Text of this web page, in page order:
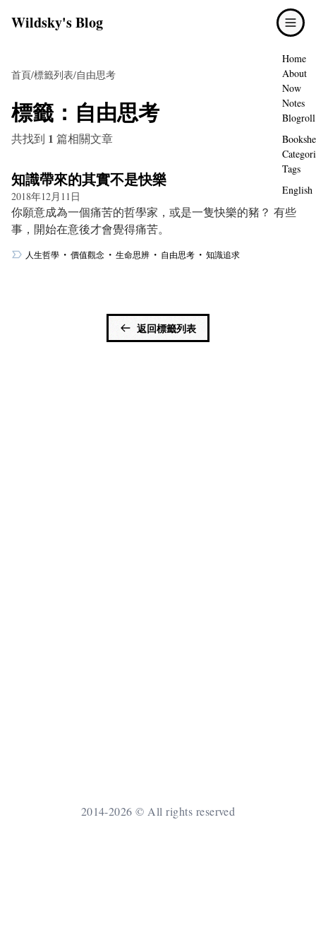
Wildsky's Blog
Home
About
Now
Notes
Blogroll
Tags
English
首頁/標籤列表/自由思考
標籤： 自由思考
共找到 1 篇相關文章
知識帶來的其實不是快樂
2018年12月11日
你願意成為一個痛苦的哲學家，或是一隻快樂的豬？ 有些
事，開始在意後才會覺得痛苦。
人生哲學 ・ 價值觀念 ・ 生命思辨 ・ 自由思考 ・ 知識追求
返回標籤列表
2014-2026 © All rights reserved